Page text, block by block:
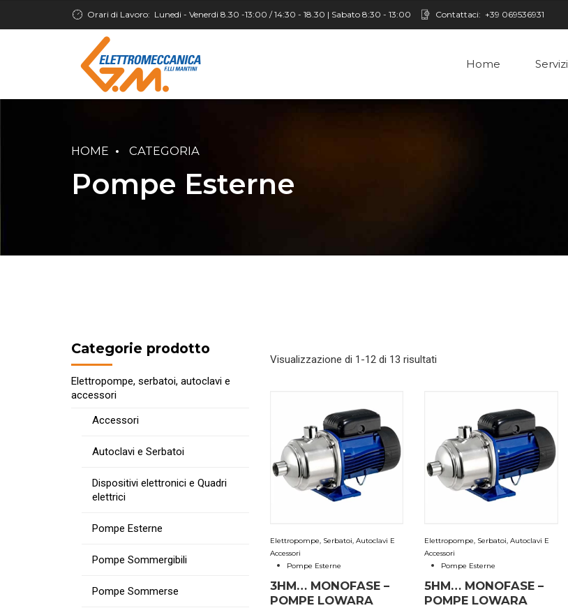
Orari di Lavoro: Lunedi - Venerdi 8.30 -13:00 / 14:30 - 18.30 | Sabato 8:30 - 13:00 Contattaci: +39 069536931
Home Servizi
HOME CATEGORIA
Pompe Esterne
Visualizzazione di 1-12 di 13 risultati
Elettropompe, Serbatoi, Autoclavi E
Accessori
Pompe Esterne
3HM… MONOFASE –
POMPE LOWARA
Elettropompe, Serbatoi, Autoclavi E
Accessori
Pompe Esterne
5HM… MONOFASE –
POMPE LOWARA
Categorie prodotto
Elettropompe, serbatoi, autoclavi e
accessori
Accessori
Autoclavi e Serbatoi
Dispositivi elettronici e Quadri
elettrici
Pompe Esterne
Pompe Sommergibili
Pompe Sommerse